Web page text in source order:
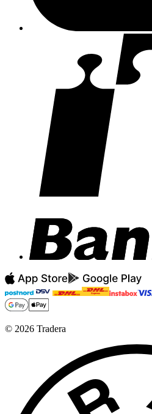
© 2026 Tradera